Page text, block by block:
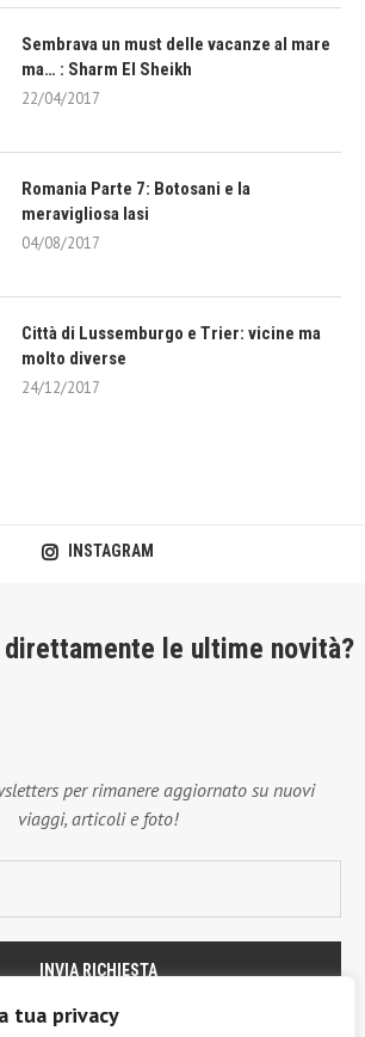
tua privacy
Sembrava un must delle vacanze al mare
ma… : Sharm El Sheikh
22/04/2017
Romania Parte 7: Botosani e la
meravigliosa Iasi
04/08/2017
Città di Lussemburgo e Trier: vicine ma
molto diverse
24/12/2017
INSTAGRAM
le ultime novità?
per rimanere aggiornato su nuovi
viaggi, articoli e foto!